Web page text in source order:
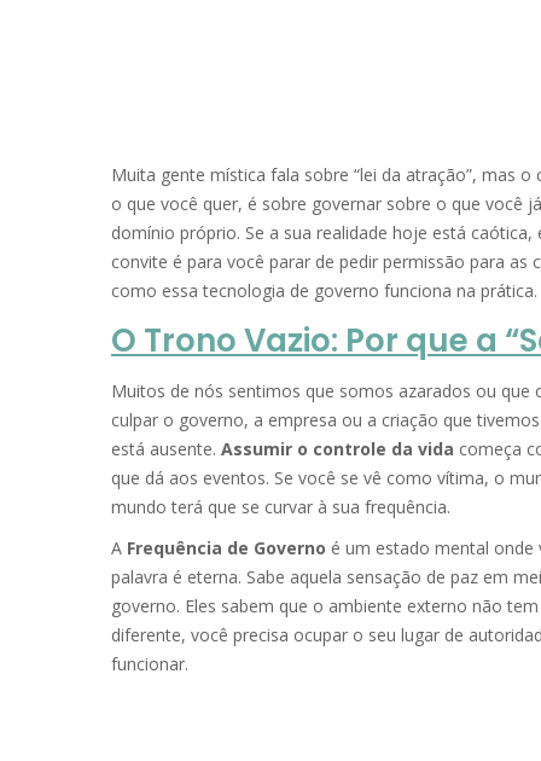
Muita gente mística fala sobre “lei da atração”, mas
o que você quer, é sobre governar sobre o que você
domínio próprio. Se a sua realidade hoje está
convite é para você parar de pedir permissão para
como essa tecnologia de governo funciona na prática.
O Trono Vazio: Por que a
Muitos de nós sentimos que somos azarados ou
culpar o governo, a empresa ou a criação que
está ausente. Assumir o controle da vida começa
que dá aos eventos. Se você se vê como vítima, o
mundo terá que se curvar à sua frequência.
A Frequência de Governo é um estado mental onde
palavra é eterna. Sabe aquela sensação de paz em
governo. Eles sabem que o ambiente externo não
diferente, você precisa ocupar o seu lugar de
funcionar.